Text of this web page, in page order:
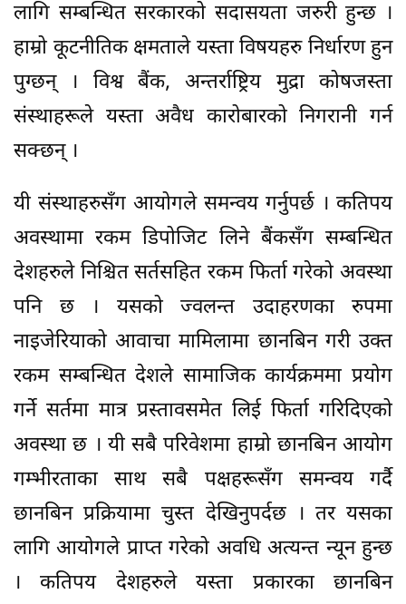
लागि सम्बन्धित सरकारको सदासयता जरुरी हुन्छ ।
हाम्रो कूटनीतिक क्षमताले यस्ता विषयहरु निर्धारण हुन
पुग्छन् । विश्व बैंक, अन्तर्राष्ट्रिय मुद्रा कोषजस्ता
संस्थाहरूले यस्ता अवैध कारोबारको निगरानी गर्न
सक्छन् ।
यी संस्थाहरुसँग आयोगले समन्वय गर्नुपर्छ । कतिपय
अवस्थामा रकम डिपोजिट लिने बैंकसँग सम्बन्धित
देशहरुले निश्चित सर्तसहित रकम फिर्ता गरेको अवस्था
पनि छ । यसको ज्वलन्त उदाहरणका रुपमा
नाइजेरियाको आवाचा मामिलामा छानबिन गरी उक्त
रकम सम्बन्धित देशले सामाजिक कार्यक्रममा प्रयोग
गर्ने सर्तमा मात्र प्रस्तावसमेत लिई फिर्ता गरिदिएको
अवस्था छ । यी सबै परिवेशमा हाम्रो छानबिन आयोग
गम्भीरताका साथ सबै पक्षहरूसँग समन्वय गर्दै
छानबिन प्रक्रियामा चुस्त देखिनुपर्दछ । तर यसका
लागि आयोगले प्राप्त गरेको अवधि अत्यन्त न्यून हुन्छ
। कतिपय देशहरुले यस्ता प्रकारका छानबिन